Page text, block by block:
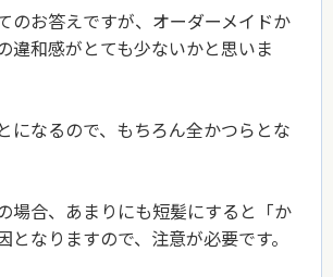
のお答えですが、オーダーメイドか
違和感がとても少ないかと思いま
になるので、もちろん全かつらとな
場合、あまりにも短髪にすると「か
となりますので、注意が必要です。